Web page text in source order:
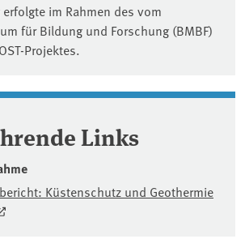
im Rahmen des vom
für Bildung und Forschung (BMBF)
Projektes.
Links
Küstenschutz und Geothermie